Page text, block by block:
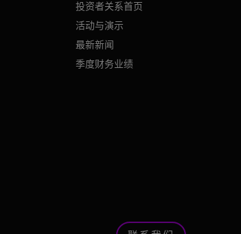
投资者关系首页
活动与演示
最新新闻
季度财务业绩